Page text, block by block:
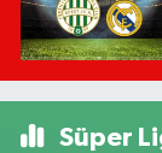
Süper